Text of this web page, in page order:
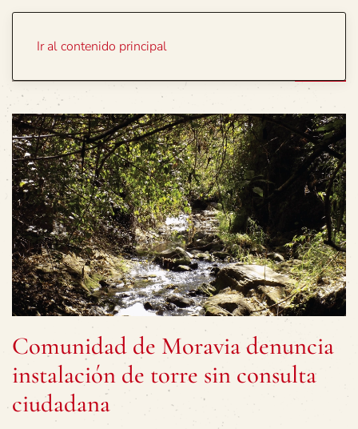
Ir al contenido principal
Comunidad de Moravia denuncia
instalación de torre sin consulta
ciudadana